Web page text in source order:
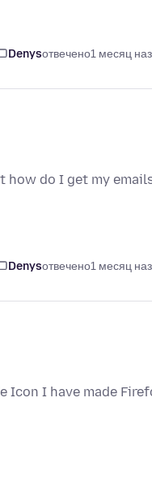
Denysотвечено1 месяц
how do I get my
Denysотвечено1 месяц
Icon I have made